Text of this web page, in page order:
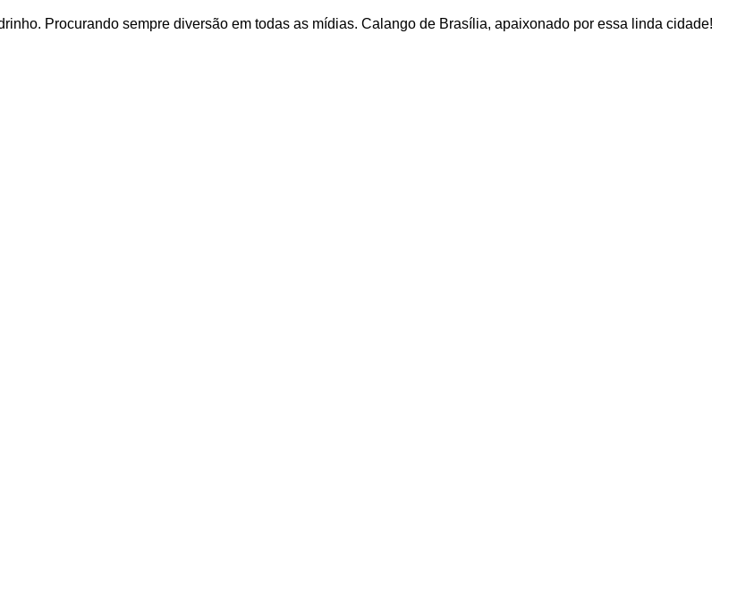
Procurando sempre diversão em todas as mídias. Calango de Brasília, apaixonado por essa linda cidade!